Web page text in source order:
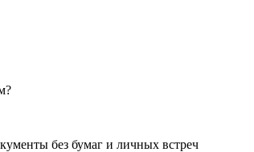
без бумаг и личных встреч